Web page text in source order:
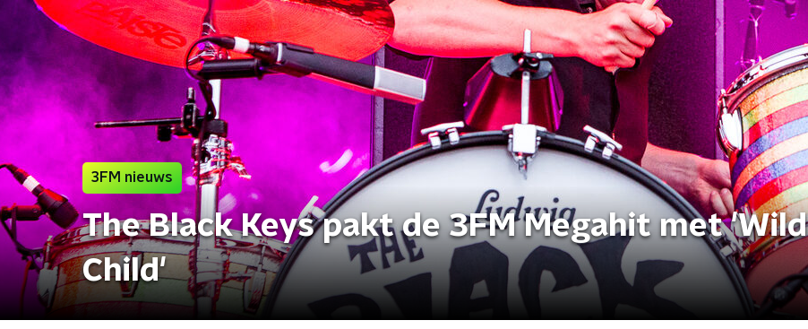
3FM nieuws
The Black Keys pakt de 3FM Megahit met 'Wild
Child'